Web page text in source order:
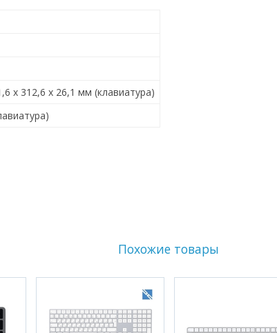
x 312,6 x 26,1 мм (клавиатура)
Похожие товары